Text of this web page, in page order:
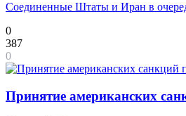
Соединенные Штаты и Иран в
0
387
0
Принятие американских